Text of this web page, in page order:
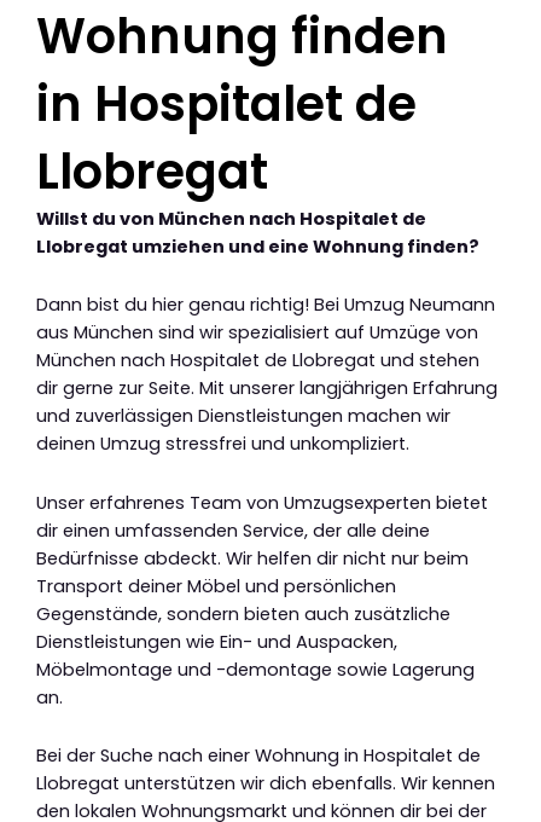
Wohnung finden
in Hospitalet de
Llobregat
Willst du von München nach Hospitalet de
Llobregat umziehen und eine Wohnung finden?
Dann bist du hier genau richtig! Bei Umzug Neumann
aus München sind wir spezialisiert auf Umzüge von
München nach Hospitalet de Llobregat und stehen
dir gerne zur Seite. Mit unserer langjährigen Erfahrung
und zuverlässigen Dienstleistungen machen wir
deinen Umzug stressfrei und unkompliziert.
Unser erfahrenes Team von Umzugsexperten bietet
dir einen umfassenden Service, der alle deine
Bedürfnisse abdeckt. Wir helfen dir nicht nur beim
Transport deiner Möbel und persönlichen
Gegenstände, sondern bieten auch zusätzliche
Dienstleistungen wie Ein- und Auspacken,
Möbelmontage und -demontage sowie Lagerung
an.
Bei der Suche nach einer Wohnung in Hospitalet de
Llobregat unterstützen wir dich ebenfalls. Wir kennen
den lokalen Wohnungsmarkt und können dir bei der